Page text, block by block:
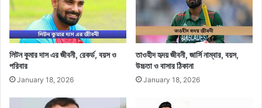
লিটন কুমার দাস এর জীবনী, রেকর্ড, বয়স ও
পরিবার
January 18, 2026
তাওহীদ হৃদয় জীবনী, জার্সি নাম্বার, বয়স,
উচ্চতা ও বাসার ঠিকানা
January 18, 2026